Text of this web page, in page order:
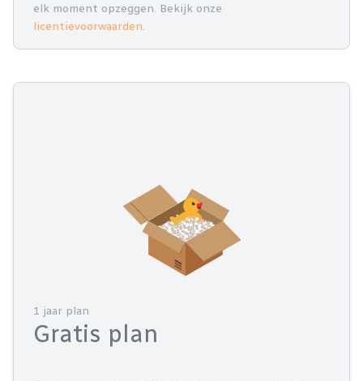
elk moment opzeggen. Bekijk onze
licentievoorwaarden.
1 jaar plan
Gratis plan